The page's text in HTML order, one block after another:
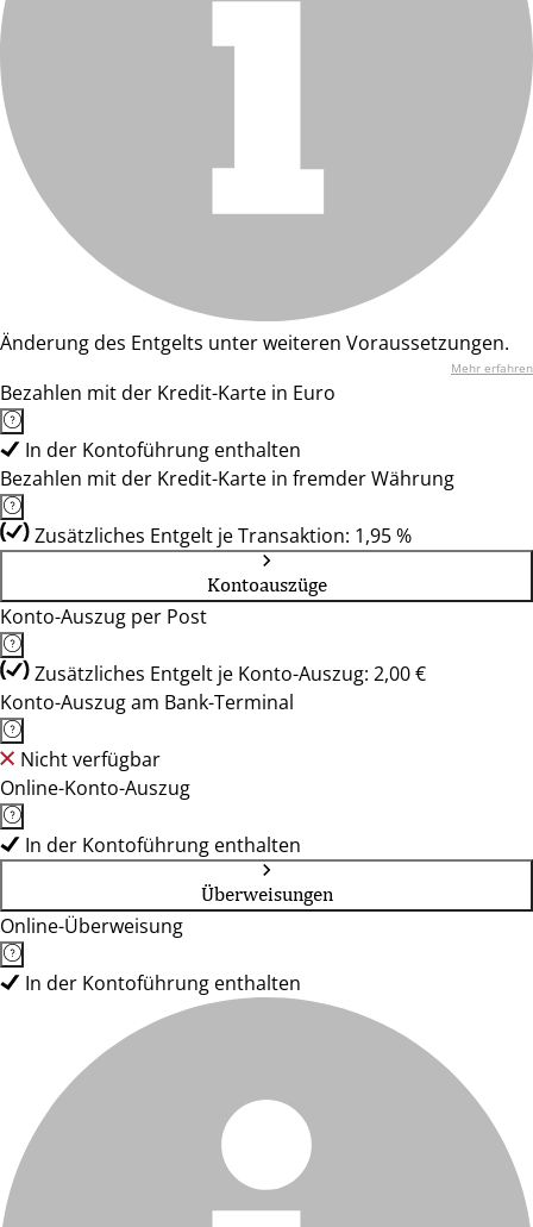
Änderung des Entgelts unter weiteren Voraussetzungen.
Mehr erfahren
Bezahlen mit der Kredit-Karte in Euro
In der Kontoführung enthalten
Bezahlen mit der Kredit-Karte in fremder Währung
Zusätzliches Entgelt je Transaktion: 1,95 %
Kontoauszüge
Konto-Auszug per Post
Zusätzliches Entgelt je Konto-Auszug: 2,00 €
Konto-Auszug am Bank-Terminal
Nicht verfügbar
Online-Konto-Auszug
In der Kontoführung enthalten
Überweisungen
Online-Überweisung
In der Kontoführung enthalten